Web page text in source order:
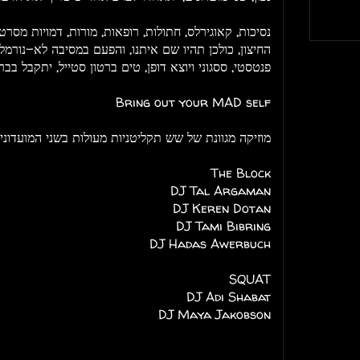
נסיכות, קאוגירלס, חתולות, רופאות, מורות, דמויות
החיצון, כולכן תהיו שם איתנו, והפעם במסיבה לא-
פנטסטי, ססגוני ויוצא דופן, טים ברטון סטייל, יתקבל
Bring out your MAD self
מוזיקה מגוונת של שש תקליטניות מעולות בשני
The Block
DJ Tal Argaman
DJ Keren Dotan
DJ Tami Bibring
DJ Hadas Awerbuch
SQUAT
DJ Adi Shabat
DJ Maya Jakobson